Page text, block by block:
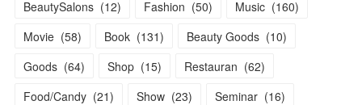
BeautySalons (12) Fashion (50) Music (160)
Movie (58) Book (131) Beauty Goods (10)
Goods (64) Shop (15) Restauran (62)
Food/Candy (21) Show (23) Seminar (16)